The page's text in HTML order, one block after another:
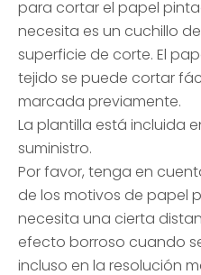
para cortar el papel
necesita es un cuchillo
superficie de corte. El
tejido se puede cortar
marcada previamente.
La plantilla está incluida
suministro.
Por favor, tenga en
de los motivos de papel
necesita una cierta
efecto borroso cuando
incluso en la resolución